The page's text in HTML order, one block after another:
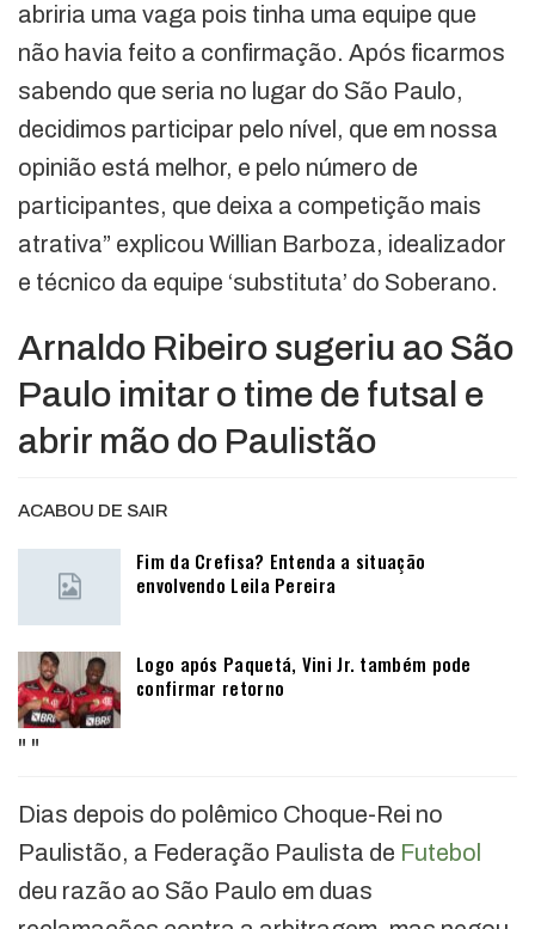
abriria uma vaga pois tinha uma equipe que
não havia feito a confirmação. Após ficarmos
sabendo que seria no lugar do São Paulo,
decidimos participar pelo nível, que em nossa
opinião está melhor, e pelo número de
participantes, que deixa a competição mais
atrativa” explicou Willian Barboza, idealizador
e técnico da equipe ‘substituta’ do Soberano.
Arnaldo Ribeiro sugeriu ao São
Paulo imitar o time de futsal e
abrir mão do Paulistão
ACABOU DE SAIR
Fim da Crefisa? Entenda a situação
envolvendo Leila Pereira
Logo após Paquetá, Vini Jr. também pode
confirmar retorno
" "
Dias depois do polêmico Choque-Rei no
Paulistão, a Federação Paulista de Futebol
deu razão ao São Paulo em duas